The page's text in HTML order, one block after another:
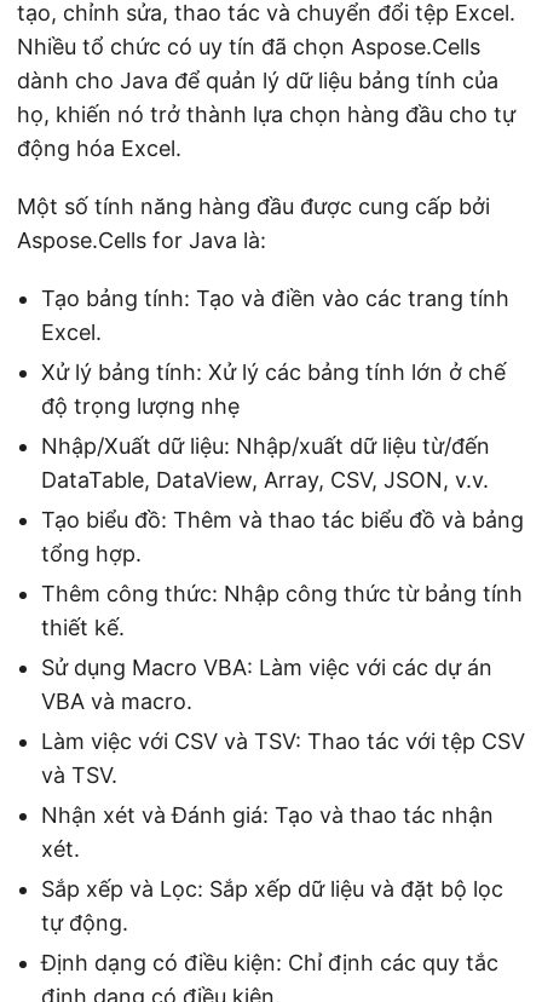
tạo, chỉnh sửa, thao tác và chuyển đổi tệp Excel.
Nhiều tổ chức có uy tín đã chọn Aspose.Cells
dành cho Java để quản lý dữ liệu bảng tính của
họ, khiến nó trở thành lựa chọn hàng đầu cho tự
động hóa Excel.
Một số tính năng hàng đầu được cung cấp bởi
Aspose.Cells for Java là:
Tạo bảng tính: Tạo và điền vào các trang tính
Excel.
Xử lý bảng tính: Xử lý các bảng tính lớn ở chế
độ trọng lượng nhẹ
Nhập/Xuất dữ liệu: Nhập/xuất dữ liệu từ/đến
DataTable, DataView, Array, CSV, JSON, v.v.
Tạo biểu đồ: Thêm và thao tác biểu đồ và bảng
tổng hợp.
Thêm công thức: Nhập công thức từ bảng tính
thiết kế.
Sử dụng Macro VBA: Làm việc với các dự án
VBA và macro.
Làm việc với CSV và TSV: Thao tác với tệp CSV
và TSV.
Nhận xét và Đánh giá: Tạo và thao tác nhận
xét.
Sắp xếp và Lọc: Sắp xếp dữ liệu và đặt bộ lọc
tự động.
Định dạng có điều kiện: Chỉ định các quy tắc
định dạng có điều kiện.